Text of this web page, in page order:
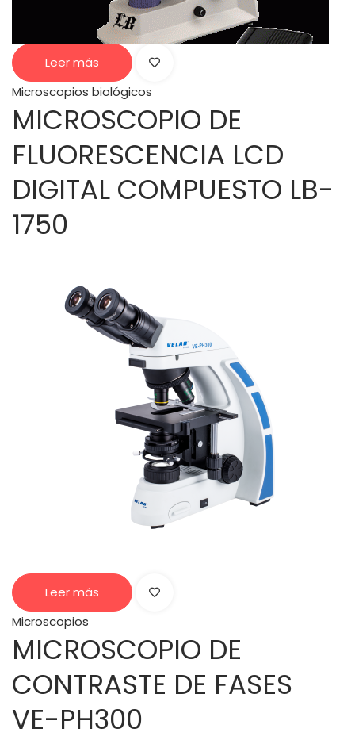
Leer más
Microscopios biológicos
MICROSCOPIO DE
FLUORESCENCIA LCD
DIGITAL COMPUESTO LB-
1750
Leer más
Microscopios
MICROSCOPIO DE
CONTRASTE DE FASES
VE-PH300